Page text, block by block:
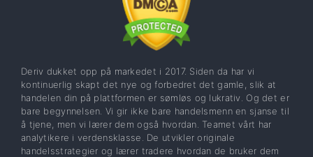
Deriv dukket opp på markedet i 2017. Siden da har vi
kontinuerlig skapt det nye og forbedret det gamle, slik at
handelen din på plattformen er sømløs og lukrativ. Og det er
bare begynnelsen. Vi gir ikke bare handelsmenn en sjanse til
å tjene, men vi lærer dem også hvordan. Teamet vårt har
analytikere i verdensklasse. De utvikler originale
handelsstrategier og lærer tradere hvordan de bruker dem